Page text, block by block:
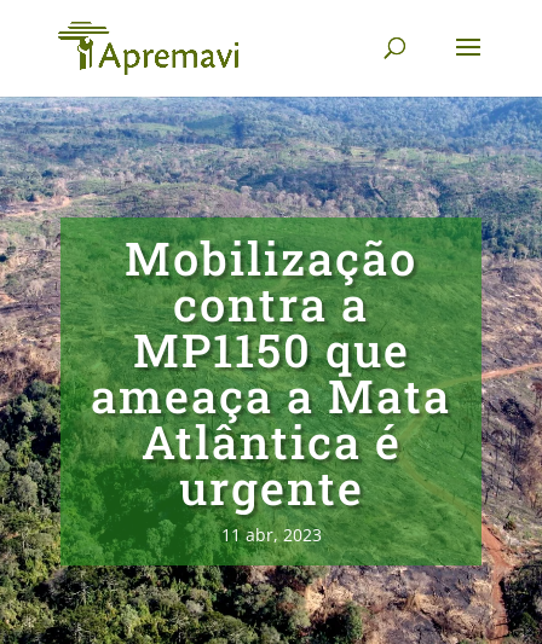
Mobilização
contra a
MP1150 que
ameaça a Mata
Atlântica é
urgente
11 abr, 2023